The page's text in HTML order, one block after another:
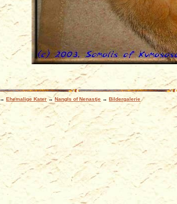
→Ehemalige Kater →Nangis of Nenastje →Bildergalerie